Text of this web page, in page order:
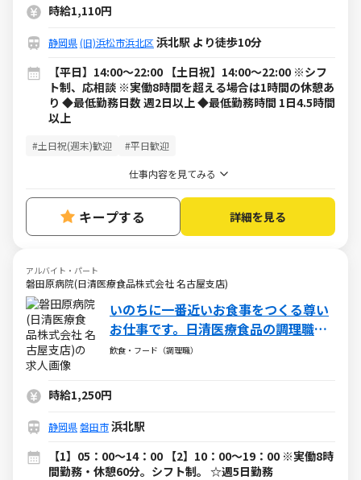
時給1,110円
静岡県(旧)浜松市浜北区 浜北駅 より徒歩10分
【平日】14:00～22:00 【土日祝】14:00～22:00 ※シフ
ト制、応相談 ※実働8時間を超える場合は1時間の休憩あ
り ◆最低勤務日数 週2日以上 ◆最低勤務時間 1日4.5時間
以上
#土日祝(週末)歓迎 #平日歓迎
仕事内容を見てみる
キープする 詳細を見る
アルバイト・パート
磐田原病院(日清医療食品株式会社 名古屋支店)
いのちに一番近いお食事をつくる尊い
お仕事です。日清医療食品の調理職
（パート・アルバイト）
飲食・フード（調理職）
時給1,250円
静岡県磐田市浜北駅
【1】05：00～14：00 【2】10：00～19：00 ※実働8時
間勤務・休憩60分。シフト制。 ☆週5日勤務